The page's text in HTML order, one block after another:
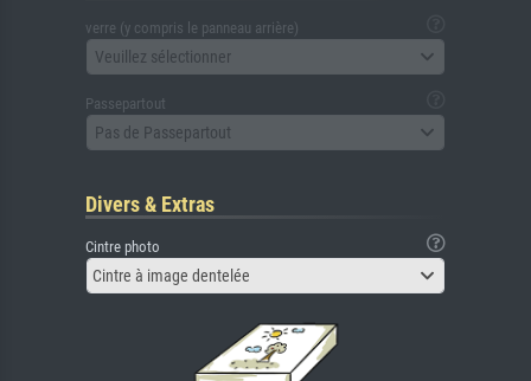
verre (y compris le panneau arrière)
Veuillez sélectionner
Passepartout
Pas de Passepartout
Divers & Extras
Cintre photo
Cintre à image dentelée